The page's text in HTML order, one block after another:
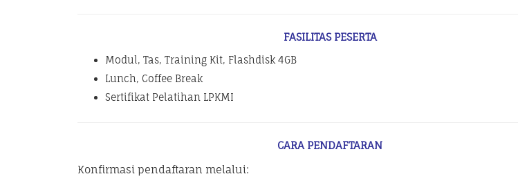
FASILITAS PESERTA
Modul, Tas, Training Kit, Flashdisk 4GB
Lunch, Coffee Break
Sertifikat Pelatihan LPKMI
CARA PENDAFTARAN
Konfirmasi pendaftaran melalui: